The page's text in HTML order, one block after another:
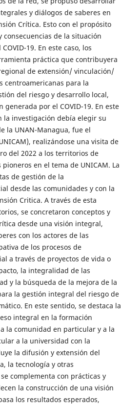
y diálogos de saberes en
Crítica. Esto con el propósito
consecuencias de la situación
19. En este caso, los
práctica que contribuyera
de extensión/ vinculación/
centroamericanas para la
del riesgo y desarrollo local,
por el COVID-19. En este
la investigación debía elegir su
la UNAN-Managua, fue el
realizándose una visita de
del 2022 a los territorios de
en el tema de UNICAM. La
de gestión de la
desde las comunidades y con la
Critica. A través de esta
se concretaron conceptos y
desde una visión integral,
con los actores de las
de los procesos de
a través de proyectos de vida o
la integralidad de las
y la búsqueda de la mejora de la
la gestión integral del riesgo de
En este sentido, se destaca la
integral en la formación
la comunidad en particular y a la
a la universidad con la
la difusión y extensión del
la tecnología y otras
complementa con prácticas y
la construcción de una visión
los resultados esperados,